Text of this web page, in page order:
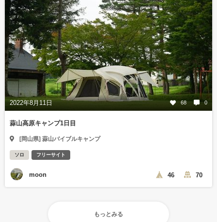
2022年8月11日 68 0
蒜山高原キャンプ1日目
[岡山県] 蒜山バイブルキャンプ
ソロ フリーサイト
moon 46 70
もっとみる